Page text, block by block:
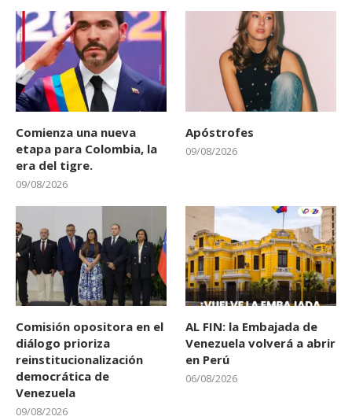
Comienza una nueva
etapa para Colombia, la
era del tigre.
09/08/2026
Apóstrofes
09/08/2026
Comisión opositora en el
diálogo prioriza
reinstitucionalización
democrática de
Venezuela
09/08/2026
AL FIN: la Embajada de
Venezuela volverá a abrir
en Perú
06/08/2026